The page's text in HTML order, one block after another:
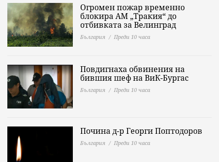
Огромен пожар временно
блокира АМ „Тракия“ до
отбивката за Велинград
България Преди 10 часа
Повдигнаха обвинения на
бившия шеф на ВиК-Бургас
България Преди 10 часа
Почина д-р Георги Поптодоров
България Преди 10 часа